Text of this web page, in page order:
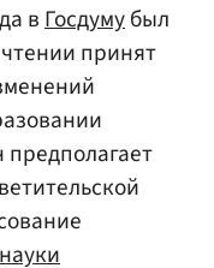
вГосдумубыл
принят